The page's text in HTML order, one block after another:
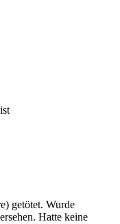
getötet. Wurde
Hatte keine